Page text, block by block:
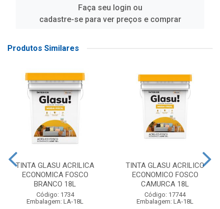
Faça seu login ou
cadastre-se para ver preços e comprar
Produtos Similares
TINTA GLASU ACRILICA
ECONOMICA FOSCO
BRANCO 18L
Código: 1734
Embalagem: LA-18L
TINTA GLASU ACRILICO
ECONOMICO FOSCO
CAMURCA 18L
Código: 17744
Embalagem: LA-18L